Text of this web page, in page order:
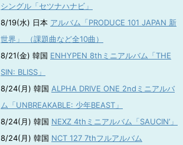
シングル「セツナハナビ」
8/19(水) 日本 アルバム「PRODUCE 101 JAPAN 新
世界」 （課題曲など全10曲）
8/21(金) 韓国 ENHYPEN 8thミニアルバム「THE
SIN: BLISS」
8/24(月) 韓国 ALPHA DRIVE ONE 2ndミニアルバ
ム「UNBREAKABLE: 少年BEAST」
8/24(月) 韓国 NEXZ 4thミニアルバム「SAUCIN’」
8/24(月) 韓国 NCT 127 7thフルアルバム